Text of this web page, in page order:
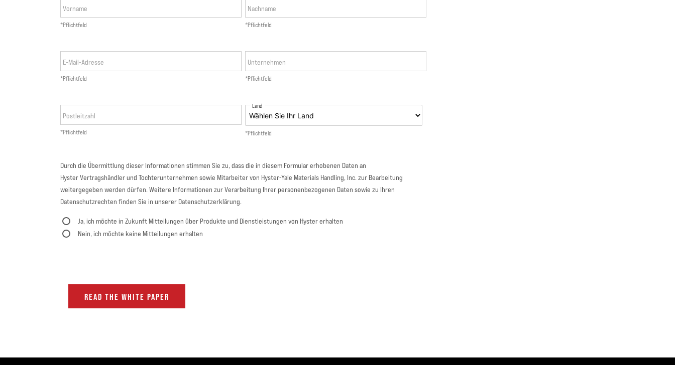
Vorname
*Pflichtfeld
Nachname
*Pflichtfeld
E-Mail-Adresse
*Pflichtfeld
Unternehmen
*Pflichtfeld
Postleitzahl
*Pflichtfeld
Land
*Pflichtfeld
Durch die Übermittlung dieser Informationen stimmen Sie zu, dass die in diesem Formular erhobenen Daten an
Hyster Vertragshändler und Tochterunternehmen sowie Mitarbeiter von Hyster-Yale Materials Handling, Inc. zur Bearbeitung
weitergegeben werden dürfen. Weitere Informationen zur Verarbeitung Ihrer personenbezogenen Daten sowie zu Ihren
Datenschutzrechten finden Sie in unserer Datenschutzerklärung.
Ja, ich möchte in Zukunft Mitteilungen über Produkte und Dienstleistungen von Hyster erhalten
Nein, ich möchte keine Mitteilungen erhalten
READ THE WHITE PAPER